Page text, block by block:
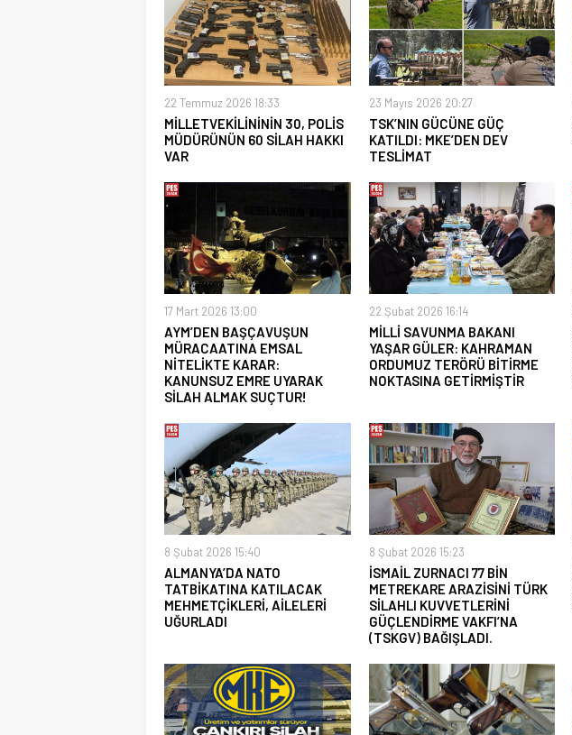
22 Temmuz 2026 18:33
MİLLETVEKİLİNİNİN 30, POLİS
MÜDÜRÜNÜN 60 SİLAH HAKKI
VAR
23 Mayıs 2026 20:27
TSK’NIN GÜCÜNE GÜÇ
KATILDI: MKE’DEN DEV
TESLİMAT
17 Mart 2026 13:00
AYM’DEN BAŞÇAVUŞUN
MÜRACAATINA EMSAL
NİTELİKTE KARAR:
KANUNSUZ EMRE UYARAK
SİLAH ALMAK SUÇTUR!
22 Şubat 2026 16:14
MİLLİ SAVUNMA BAKANI
YAŞAR GÜLER: KAHRAMAN
ORDUMUZ TERÖRÜ BİTİRME
NOKTASINA GETİRMİŞTİR
8 Şubat 2026 15:40
ALMANYA’DA NATO
TATBİKATINA KATILACAK
MEHMETÇİKLERİ, AİLELERİ
UĞURLADI
8 Şubat 2026 15:23
İSMAİL ZURNACI 77 BİN
METREKARE ARAZİSİNİ TÜRK
SİLAHLI KUVVETLERİNİ
GÜÇLENDİRME VAKFI’NA
(TSKGV) BAĞIŞLADI.